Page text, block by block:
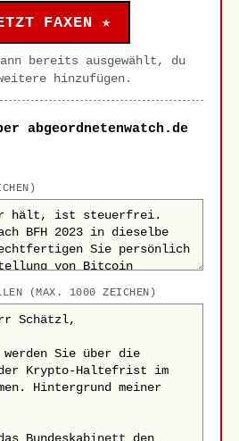
FAXEN ★
bereits ausgewählt, du
hinzufügen.
abgeordnetenwatch.de
(MAX. 1000 ZEICHEN)